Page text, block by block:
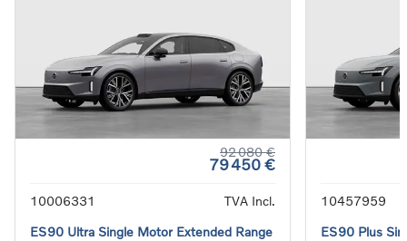
92 080 €
79 450 €
10006331
TVA Incl.
ES90 Ultra Single Motor Extended Range
10457959
ES90 Plus